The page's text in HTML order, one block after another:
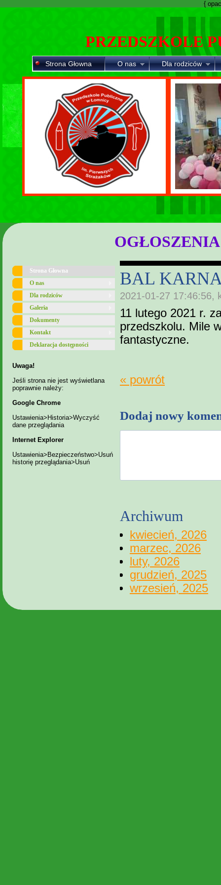
{
PRZEDSZKOLE
Strona Głowna O nas Dla rodziców
Strona Głowna
O nas
Dla rodziców
Galeria
Dokumenty
Kontakt
Deklaracja dostępności
Uwaga!
Jeśli strona nie jest wyświetlana
poprawnie należy:
Google Chrome
Ustawienia>Historia>Wyczyść
dane przeglądania
Internet Explorer
Ustawienia>Bezpieczeństwo>Usuń
historię przeglądania>Usuń
BAL
2021-01-27 17:46:56,
11 lutego 2021 r.
przedszkolu. Mile
fantastyczne.
« powrót
Dodaj nowy
Archiwum
kwiecień, 2026
marzec, 2026
luty, 2026
grudzień, 2025
wrzesień, 2025